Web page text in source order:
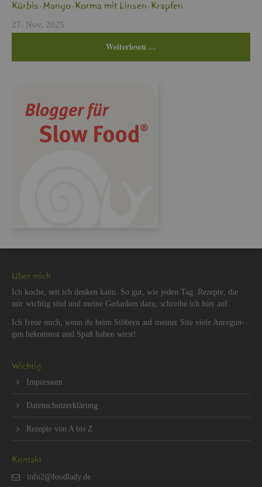
Kür­bis-Mango-Korma mit Lin­sen-Krap­fen
27. Nov, 2025
Wei­ter­le­sen …
Über mich
Ich koche, seit ich den­ken kann. So gut, wie jeden Tag. Re­zep­te, die
mir wich­tig sind und meine Ge­dan­ken dazu, schrei­be ich hier auf.
Ich freue mich, wenn du beim Stö­bern auf mei­ner Site viele An­re­gun­
gen be­kommst und Spaß haben wirst!
Wich­tig
Im­pres­sum
Da­ten­schut­z­er­klä­rung
Re­zep­te von A bis Z
Kon­takt